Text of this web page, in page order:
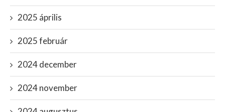
2025 április
2025 február
2024 december
2024 november